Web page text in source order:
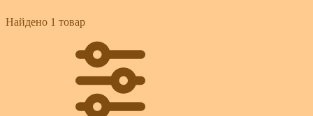
Найдено 1 товар